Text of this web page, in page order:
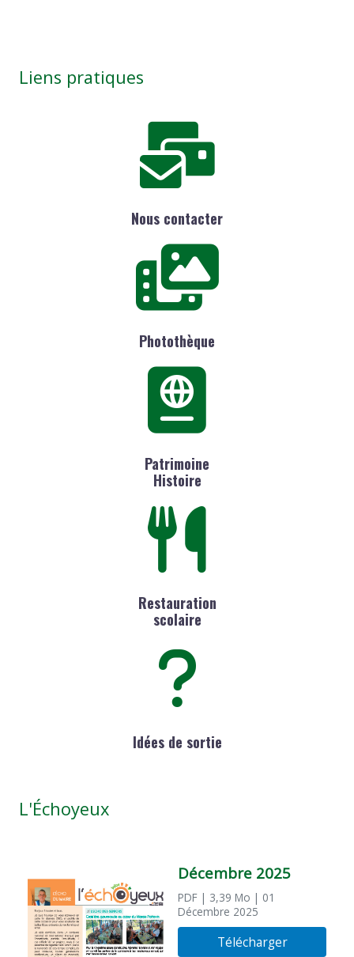
Liens pratiques
Nous contacter
Photothèque
Patrimoine
Histoire
Restauration
scolaire
Idées de sortie
L'Échoyeux
Décembre 2025
PDF | 3,39 Mo | 01
Décembre 2025
Télécharger